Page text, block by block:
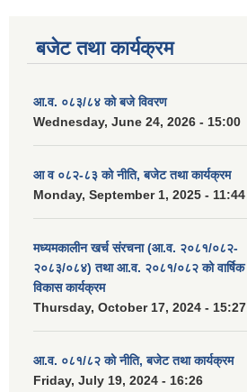
बजेट तथा कार्यक्रम
आ.व. ०८३/८४ को बजे विवरण
Wednesday, June 24, 2026 - 15:00
आ व ०८२-८३ को नीति, बजेट तथा कार्यक्रम
Monday, September 1, 2025 - 11:44
मध्यमकालीन खर्च संरचना (आ.व. २०८१/०८२-
२०८३/०८४) तथा आ.व. २०८१/०८२ को वार्षिक
विकास कार्यक्रम
Thursday, October 17, 2024 - 15:27
आ.व. ०८१/८२ को नीति, बजेट तथा कार्यक्रम
Friday, July 19, 2024 - 16:26